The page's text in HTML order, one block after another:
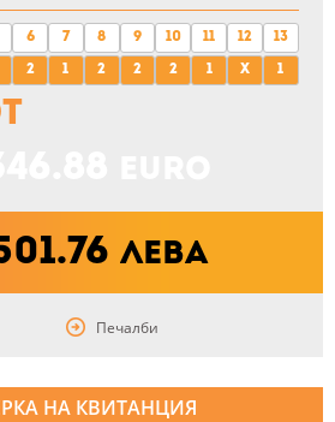
6
2
7
1
8
2
9
2
10
2
11
1
12
X
13
1
лева
Печалби
НА КВИТАНЦИЯ